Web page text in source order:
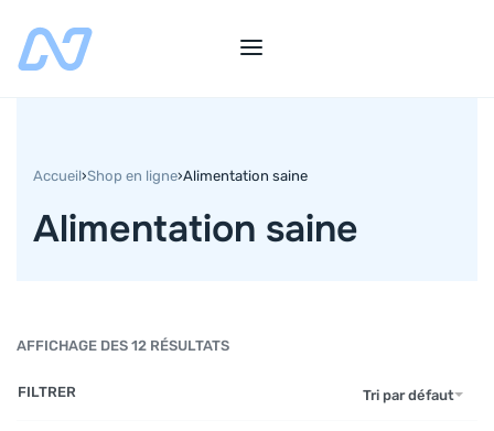
Accueil›Shop en ligne›Alimentation saine
Alimentation saine
AFFICHAGE DES 12 RÉSULTATS
Tri par défaut
FILTRER